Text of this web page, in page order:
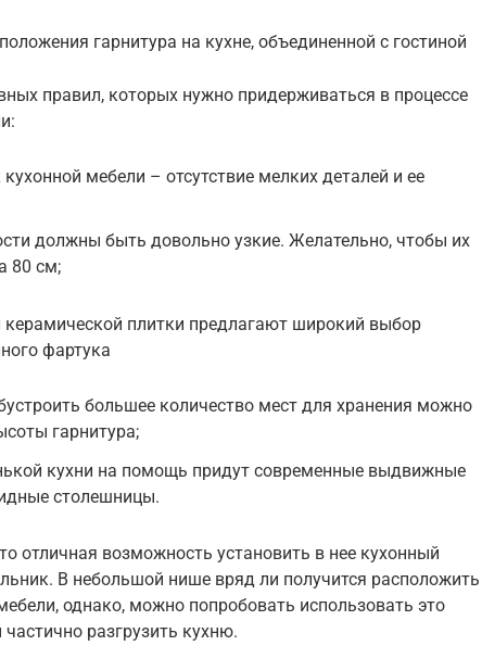
гарнитура на кухне, объединенной с гостиной
правил, которых нужно придерживаться в процессе
мебели – отсутствие мелких деталей и ее
должны быть довольно узкие. Желательно, чтобы их
80 см;
плитки предлагают широкий выбор
фартука
большее количество мест для хранения можно
гарнитура;
кухни на помощь придут современные выдвижные
столешницы.
отличная возможность установить в нее кухонный
В небольшой нише вряд ли получится расположить
однако, можно попробовать использовать это
разгрузить кухню.